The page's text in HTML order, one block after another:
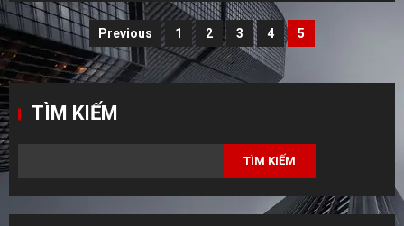
Phân
trang
bài
Previous 1 2 3 4 5
TÌM KIẾM
TÌM KIẾM